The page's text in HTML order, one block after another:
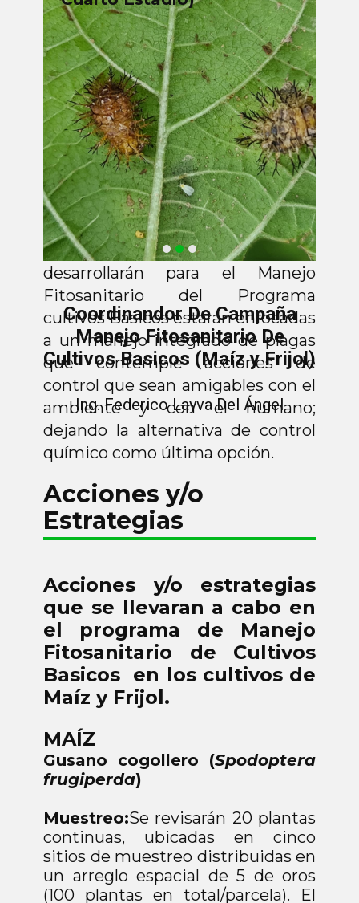
se generan pérdidas económicas
en el cultivo del maíz, derivado del
daño ocasionado por gusano
cogollero (Spodoptera
frugiperda) y en el cultivo del frijol
a causa de la conchuela
Epilachna varivestis)y mosquita
blanca (Bemisia tabaci), si no se
controlan oportunamente.
Las actividades que se
desarrollarán para el Manejo
Fitosanitario del Programa
cultivos Básicos estarán enfocadas
a un manejo integrado de plagas
que contemple acciones de
control que sean amigables con el
ambiente y con el humano;
dejando la alternativa de control
químico como última opción.
Coordinandor De Campaña
Manejo Fitosanitario De
Cultivos Basicos (Maíz y Frijol)
Ing. Federico Layva Del Ángel
Acciones y/o
Estrategias
Acciones y/o estrategias
que se llevaran a cabo en
el programa de Manejo
Fitosanitario de Cultivos
Basicos en los cultivos de
Maíz y Frijol.
MAÍZ
Gusano cogollero (Spodoptera
frugiperda)
Muestreo:Se revisarán 20 plantas
continuas, ubicadas en cinco
sitios de muestreo distribuidas en
un arreglo espacial de 5 de oros
(100 plantas en total/parcela). El